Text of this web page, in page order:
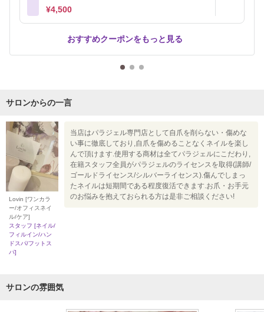
¥4,500
おすすめクーポンをもっと見る
サロンからの一言
Lovin [ワンカラ
ー/オフィスネイ
ル/ケア]
スタッフ [ネイル/
フィルイン/ハン
ドスパ/フットス
パ]
当店はパラジェル専門店として自爪を削らない・傷めな
い事に徹底しており,自爪を傷めることなくネイルを楽し
んで頂けます.使用する商材は全てパラジェルにこだわり,
在籍スタッフ全員がパラジェルのライセンスを取得(講師/
ゴールドライセンス/シルバーライセンス).傷んでしまっ
たネイルは短期間である程度復活できます.お爪・お手元
のお悩みを抱えておられる方は是非ご相談ください!
サロンの雰囲気